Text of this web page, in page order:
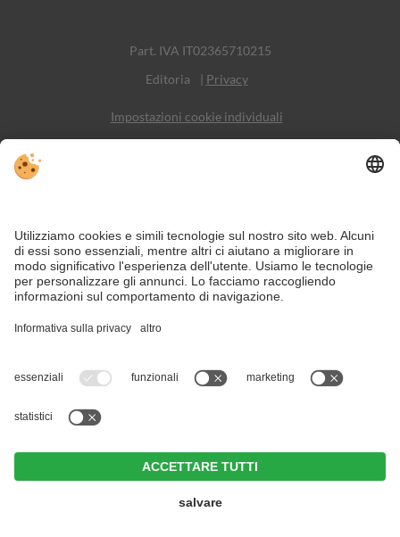
Part. IVA IT02365710215
Editoria
| Privacy
Impostazioni cookie individuali
Social Media
Nonostante il lavoro accurato e il costante aggiornamento dei contenuti,
posto all'organizzatore.
Badia in Val Pusteria: tutto ciò che c'è da sapere sugli alloggi e i